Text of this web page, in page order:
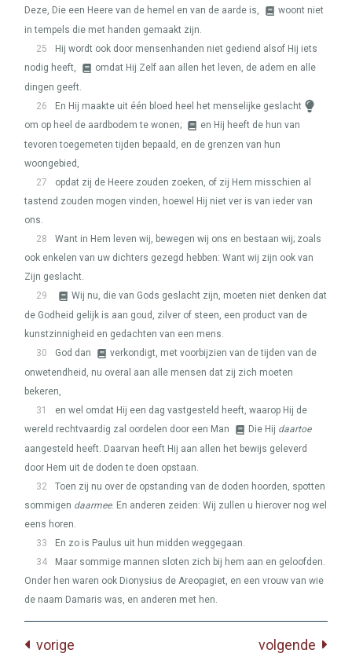
Deze, Die een Heere van de hemel en van de aarde is,
woont niet
in tempels die met handen gemaakt zijn.
25
Hij wordt ook door mensenhanden niet gediend alsof Hij iets
nodig heeft,
omdat Hij Zelf aan allen het leven, de adem en alle
dingen geeft.
26
En Hij maakte uit één bloed heel het menselijke geslacht
om op heel de aardbodem te wonen;
en Hij heeft de hun van
tevoren toegemeten tijden bepaald, en de grenzen van hun
woongebied,
27
opdat zij de Heere zouden zoeken, of zij Hem misschien al
tastend zouden mogen vinden, hoewel Hij niet ver is van ieder van
ons.
28
Want in Hem leven wij, bewegen wij ons en bestaan wij; zoals
ook enkelen van uw dichters gezegd hebben: Want wij zijn ook van
Zijn geslacht.
29
Wij nu, die van Gods geslacht zijn, moeten niet denken dat
de Godheid gelijk is aan goud, zilver of steen, een product van de
kunstzinnigheid en gedachten van een mens.
30
God dan
verkondigt, met voorbijzien van de tijden van de
onwetendheid, nu overal aan alle mensen dat zij zich moeten
bekeren,
31
en wel omdat Hij een dag vastgesteld heeft, waarop Hij de
wereld rechtvaardig zal oordelen door een Man
Die Hij daartoe
aangesteld heeft. Daarvan heeft Hij aan allen het bewijs geleverd
door Hem uit de doden te doen opstaan.
32
Toen zij nu over de opstanding van de doden hoorden, spotten
sommigen daarmee. En anderen zeiden: Wij zullen u hierover nog wel
eens horen.
33
En zo is Paulus uit hun midden weggegaan.
34
Maar sommige mannen sloten zich bij hem aan en geloofden.
Onder hen waren ook Dionysius de Areopagiet, en een vrouw van wie
de naam Damaris was, en anderen met hen.
vorige volgende